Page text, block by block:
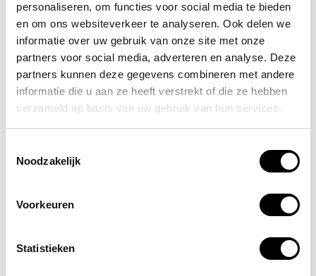
personaliseren, om functies voor social media te bieden
en om ons websiteverkeer te analyseren. Ook delen we
informatie over uw gebruik van onze site met onze
partners voor social media, adverteren en analyse. Deze
partners kunnen deze gegevens combineren met andere
informatie die u aan ze heeft verstrekt of die ze hebben
verzameld op basis van uw gebruik van hun services.
Noodzakelijk
Voorkeuren
Statistieken
s'cure
VAN 249,00VOOR 159,00
49,95
POPULAIRE EN BEST VERKOCHT